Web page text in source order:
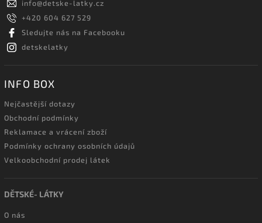
info@detske-latky.cz
+420 604 627 529
Sledujte nás na Facebooku
detskelatky
INFO BOX
Nejčastější dotazy
Obchodní podmínky
Reklamace a vrácení zboží
Podmínky ochrany osobních údajů
Velkoobchodní prodej látek
DĚTSKÉ- LÁTKY
O nás